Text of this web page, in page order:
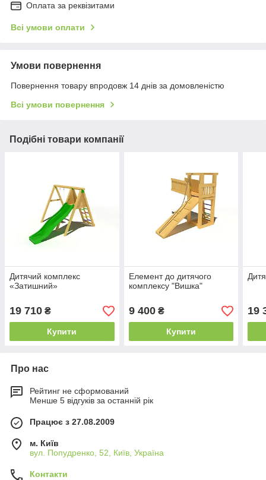
Оплата за реквізитами
Всі умови оплати
Умови повернення
Повернення товару впродовж 14 днів за домовленістю
Всі умови повернення
Подібні товари компанії
Дитячий комплекс
«Затишний»
19 710 ₴
Купити
Елемент до дитячого
комплексу "Вишка"
9 400₴
Купити
19
Про нас
Рейтинг не сформований
Менше 5 відгуків за останній рік
Працює з 27.08.2009
м. Київ
вул. Попудренко, 52, Київ, Україна
Контакти